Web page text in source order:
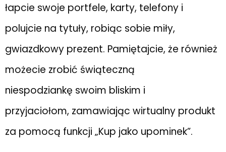
łapcie swoje portfele, karty, telefony i
polujcie na tytuły, robiąc sobie miły,
gwiazdkowy prezent. Pamiętajcie, że również
możecie zrobić świąteczną
niespodziankę swoim bliskim i
przyjaciołom, zamawiając wirtualny produkt
za pomocą funkcji „Kup jako upominek”.